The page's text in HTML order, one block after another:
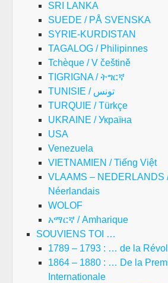
SRI LANKA
SUEDE / PÅ SVENSKA
SYRIE-KURDISTAN
TAGALOG / Philipinnes
Tchèque / V češtině
TIGRIGNA / ትግርኛ
TUNISIE / تونس
TURQUIE / Türkçe
UKRAINE / Україна
USA
Venezuela
VIETNAMIEN / Tiếng Việt
VLAAMS – NEDERLANDS
Néerlandais
WOLOF
አማርኛ / Amharique
SOUVIENS TOI …
1789 – 1793 : … de la
1864 – 1880 : … De la
Internationale